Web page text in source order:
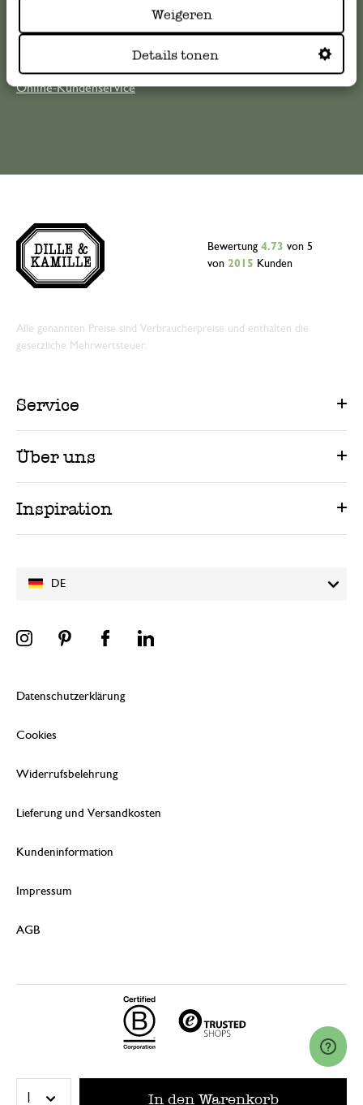
Weigeren
Details tonen
In den Warenkorb
kundenservice@dille-kamille.de
Online-Kundenservice
DE
Bewertung 4.73 von 5
von 2015 Kunden
Alle genannten Preise sind Verbraucherpreise und enthalten die
gesetzliche Mehrwertsteuer.
Service
Über uns
Inspiration
Datenschutzerklärung
Cookies
Widerrufsbelehrung
Lieferung und Versandkosten
Kundeninformation
Impressum
AGB
© 2026 Dille & Kamille (Nederland) B.V.